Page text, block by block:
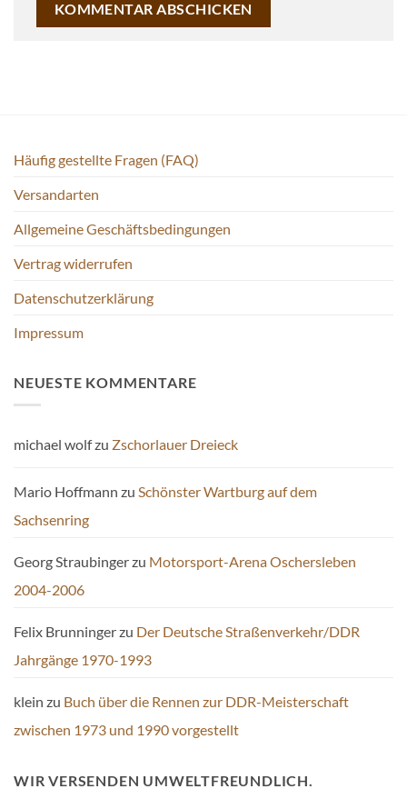
Häufig gestellte Fragen (FAQ)
Versandarten
Allgemeine Geschäftsbedingungen
Vertrag widerrufen
Datenschutzerklärung
Impressum
NEUESTE KOMMENTARE
michael wolfzu Zschorlauer Dreieck
Mario Hoffmann zu Schönster Wartburg auf dem
Sachsenring
Georg Straubingerzu Motorsport-Arena Oschersleben
2004-2006
Felix Brunningerzu Der Deutsche Straßenverkehr/DDR
Jahrgänge 1970-1993
klein zu Buch über die Rennen zur DDR-Meisterschaft
zwischen 1973 und 1990 vorgestellt
WIR VERSENDEN UMWELTFREUNDLICH.